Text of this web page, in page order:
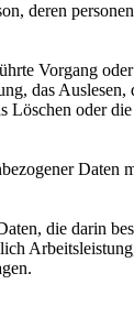
deren
Vorgang
das
Löschen oder
die darin